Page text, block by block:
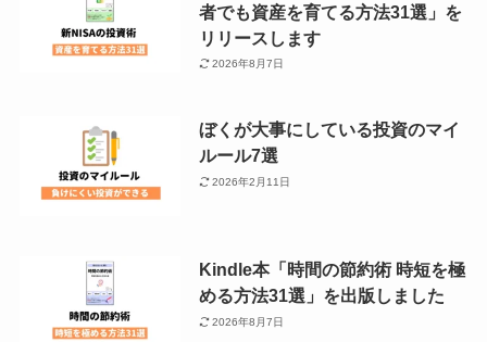
者でも資産を育てる方法31選」を
リリースします
2026年8月7日
ぼくが大事にしている投資のマイ
ルール7選
2026年2月11日
Kindle本「時間の節約術 時短を極
める方法31選」を出版しました
2026年8月7日